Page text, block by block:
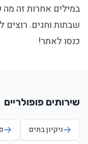
במילים אחרות זה
שבתות וחגים. רוצים
כנסו לאתר!
שירותים פופולריים
ניקיון בתים